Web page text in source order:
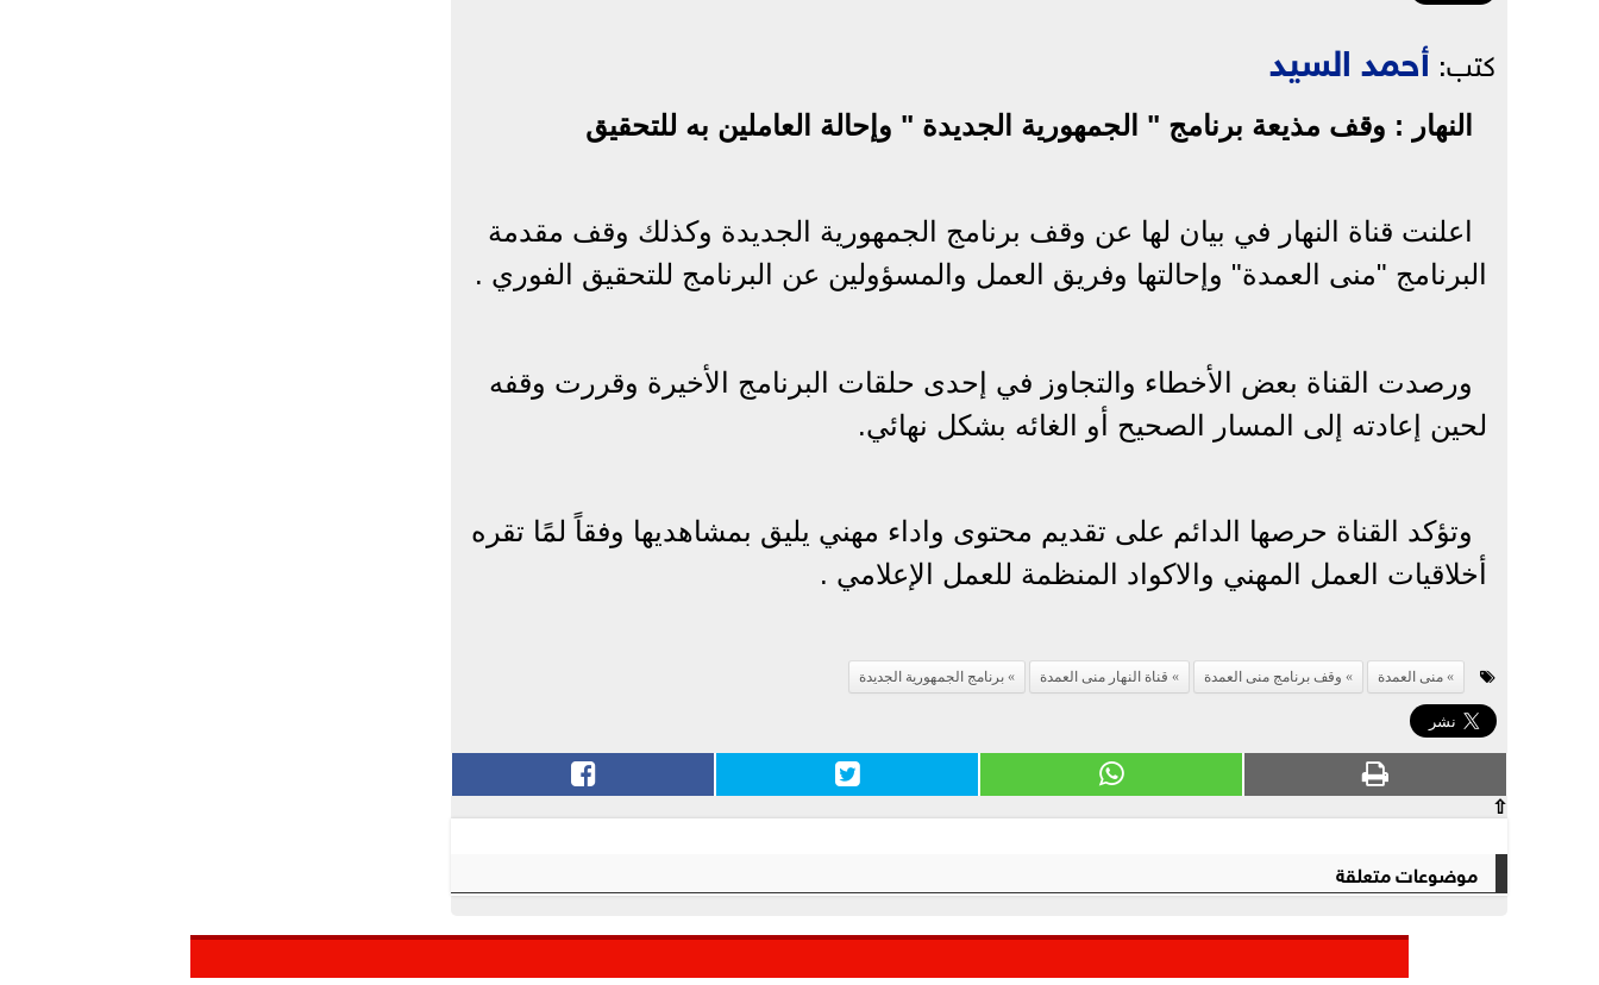
كتب: أحمد السيد
النهار : وقف مذيعة برنامج " الجمهورية الجديدة " وإحالة العاملين به للتحقيق
اعلنت قناة النهار في بيان لها عن وقف برنامج الجمهورية الجديدة وكذلك وقف مقدمة
البرنامج "منى العمدة" وإحالتها وفريق العمل والمسؤولين عن البرنامج للتحقيق الفوري .
ورصدت القناة بعض الأخطاء والتجاوز في إحدى حلقات البرنامج الأخيرة وقررت وقفه
لحين إعادته إلى المسار الصحيح أو الغائه بشكل نهائي.
وتؤكد القناة حرصها الدائم على تقديم محتوى واداء مهني يليق بمشاهديها وفقاً لمًا تقره
أخلاقيات العمل المهني والاكواد المنظمة للعمل الإعلامي .
منى العمدة وقف برنامج منى العمدة قناة النهار منى العمدة برنامج الجمهورية الجديدة
⇧
موضوعات متعلقة